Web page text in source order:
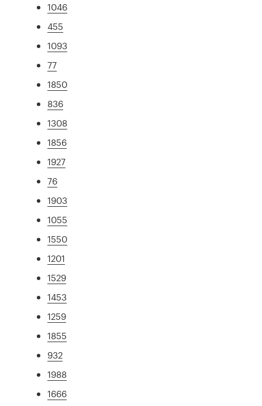
1046
455
1093
77
1850
836
1308
1856
1927
76
1903
1055
1550
1201
1529
1453
1259
1855
932
1988
1666